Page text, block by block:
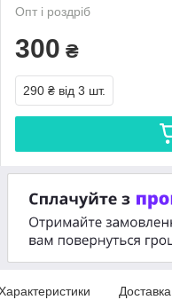
Опт і роздріб
300 ₴
290 ₴ від 3 шт.
Доставка